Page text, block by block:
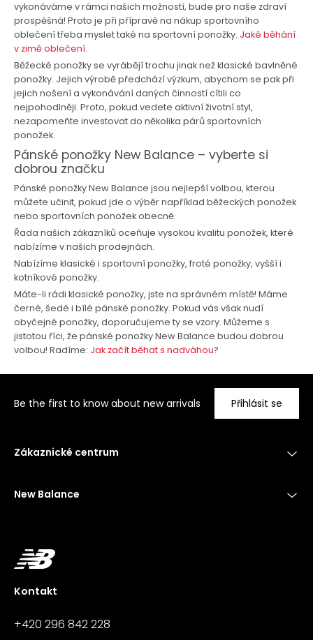
vykonáváme v rámci našich možností, bude pro naše zdraví
prospěšná! Proto je při přípravě na nákup sportovního
oblečení třeba myslet také na sportovní ponožky. Jaké běhání
v zimě oblečení.
Běžecké ponožky se vyrábějí trochu jinak než klasické bavlněné
ponožky. Jejich výrobě předchází výzkum, abychom se pak při
jejich nošení a vykonávání daných činností cítili co
nejpohodlněji. Proto, pokud vedete aktivní životní styl,
nezapomeňte investovat do několika párů sportovních
ponožek.
Pánské ponožky New Balance – vyberte si
dobrou značku
Pánské ponožky New Balance jsou nejlepší volbou, kterou
můžete učinit, pokud jde o výběr například běžeckých ponožek
nebo sportovních ponožek obecně.
Řada našich zákazníků oceňuje vysokou kvalitu ponožek, které
nabízíme v našich prodejnách.
Nabízíme klasické i sportovní ponožky, froté ponožky, vyšší i
kotníkové ponožky.
Máte-li rádi klasické ponožky, jste na správném místě! Máme
černé, šedé i bílé pánské ponožky. Pokud vás však nudí
obyčejné ponožky, doporučujeme ty se vzory. Můžeme s
jistotou říci, že pánské ponožky New Balance budou dobrou
volbou! Radíme: Jak začít běhat s nadváhou?
Be the first to know about new arrivals Přihlásit se
Zákaznické centrum
New Balance
Kontakt
+420 296 842 228